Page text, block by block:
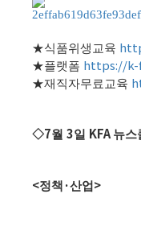
★식품위생교육
★플랫폼 https://k-
★재직자무료교육
◇7월 3일 KFA 뉴스
<정책 ·산업 >